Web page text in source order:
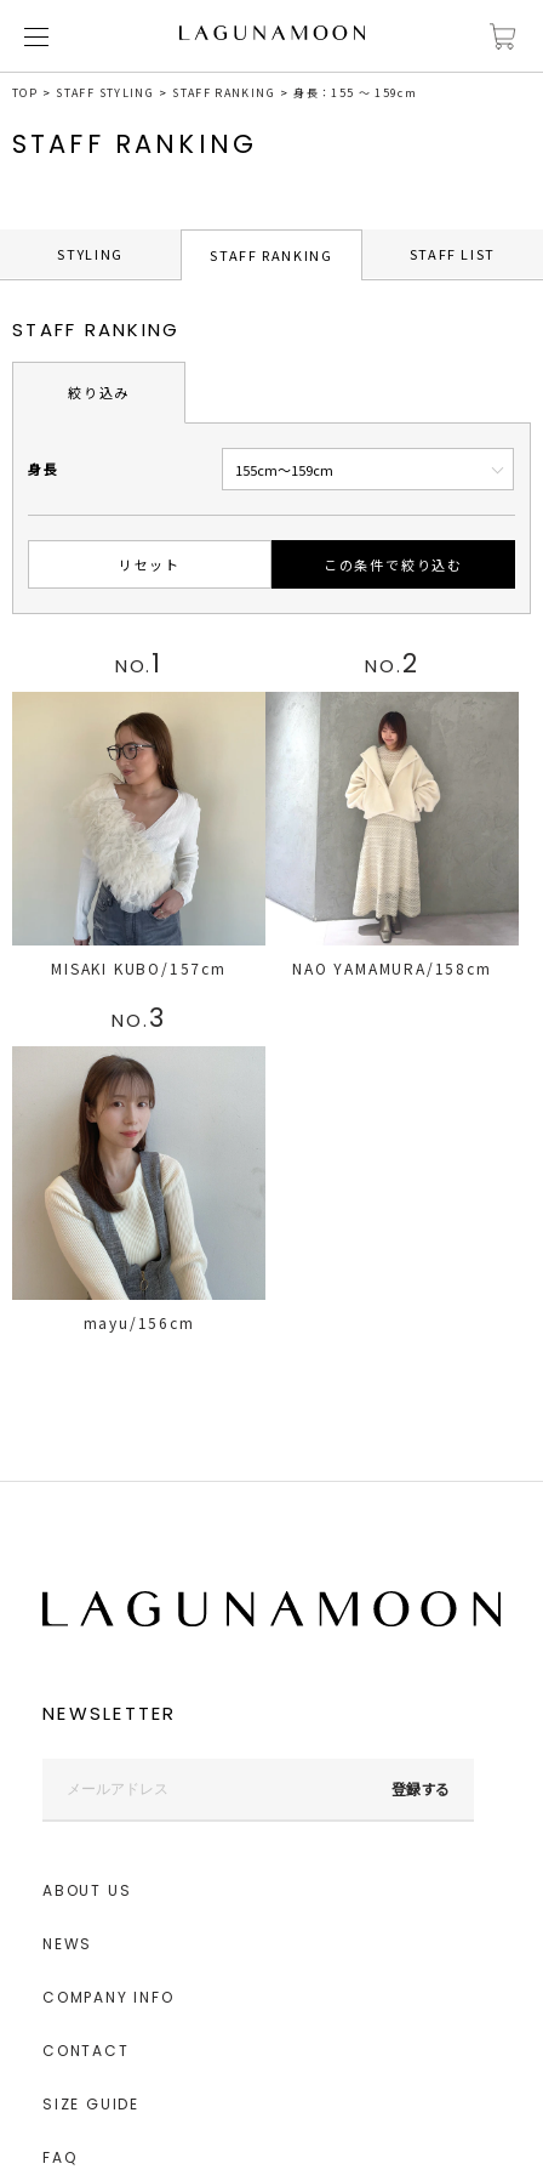
TOP STAFF STYLING STAFF RANKING 身長：155 ～ 159cm
STAFF RANKING
STYLING STAFF RANKING STAFF LIST
STAFF RANKING
絞り込み
身長
リセット この条件で絞り込む
NO.1
MISAKI KUBO/157cm
NO.2
NAO YAMAMURA/158cm
NO.3
mayu/156cm
NEWSLETTER
登録する
ABOUT US
NEWS
COMPANY INFO
CONTACT
SIZE GUIDE
FAQ